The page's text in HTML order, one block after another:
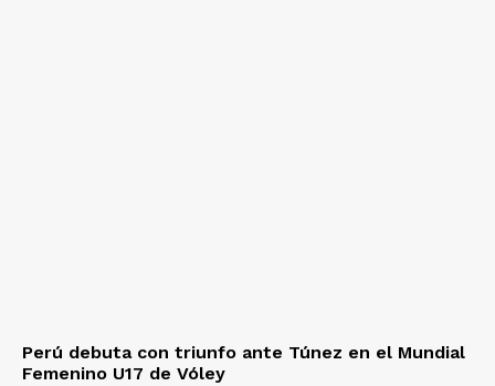
Perú debuta con triunfo ante Túnez en el Mundial
Femenino U17 de Vóley